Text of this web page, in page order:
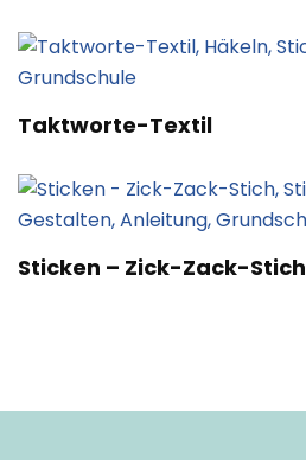
Taktworte-Textil
Sticken – Zick-Zack-Stich